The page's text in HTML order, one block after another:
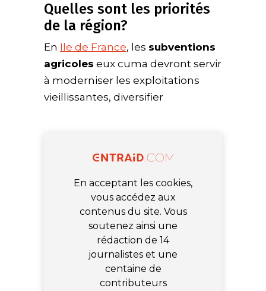
Quelles sont les priorités
de la région?
En Ile de France, les subventions
agricoles eux cuma devront servir
à moderniser les exploitations
vieillissantes, diversifier
En acceptant les cookies,
vous accédez aux
contenus du site. Vous
soutenez ainsi une
rédaction de 14
journalistes et une
centaine de
contributeurs